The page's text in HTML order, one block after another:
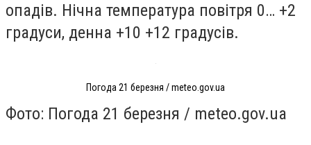
опадів. Нічна температура повітря 0… +2
градуси, денна +10 +12 градусів.
Погода 21 березня / meteo.gov.ua
Фото: Погода 21 березня / meteo.gov.ua